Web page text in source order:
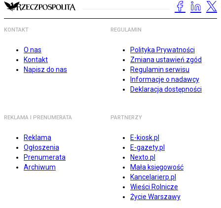
KONTAKT
O nas
Kontakt
Napisz do nas
REGULAMIN
Polityka Prywatności
Zmiana ustawień zgód
Regulamin serwisu
Informacje o nadawcy
Deklaracja dostępności
REKLAMA I PRENUMERATA
Reklama
Ogłoszenia
Prenumerata
Archiwum
PARTNERZY
E-kiosk.pl
E-gazety.pl
Nexto.pl
Mała księgowość
Kancelarierp.pl
Wieści Rolnicze
Życie Warszawy